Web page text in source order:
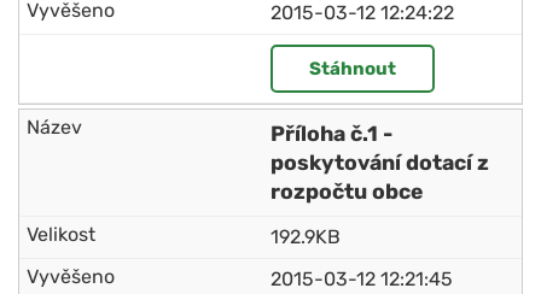
2015-03-12 12:24:22
Stáhnout
Příloha č.1 -
poskytování dotací z
rozpočtu obce
192.9KB
2015-03-12 12:21:45